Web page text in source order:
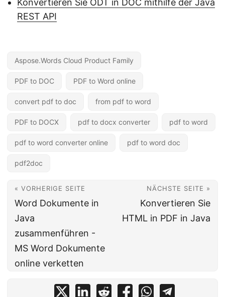
Konvertieren Sie ODT in DOC mithilfe der Java
REST API
Aspose.Words Cloud Product Family
PDF to DOC PDF to Word online
convert pdf to doc from pdf to word
PDF to DOCX pdf to docx converter pdf to word
pdf to word converter online pdf to word doc
pdf2doc
« VORHERIGE SEITE
Word Dokumente in
Java
zusammenführen -
MS Word Dokumente
online verketten
NÄCHSTE SEITE »
Konvertieren Sie
HTML in PDF in Java